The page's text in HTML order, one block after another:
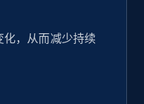
，从而减少持续